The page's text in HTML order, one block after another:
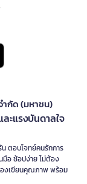
ำกัด (มหาชน)
ะแรงบันดาลใจ
ตอบโจทย์คนรักการ
มือ ช้อปง่าย ไม่ต้อง
องเขียนคุณภาพ พร้อม